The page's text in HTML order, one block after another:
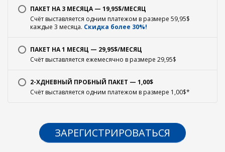
ПАКЕТ НА 3 МЕСЯЦА — 19,95$/МЕСЯЦ
Счёт выставляется одним платежом в размере 59,95$
каждые 3 месяца. Скидка более 30%!
ПАКЕТ НА 1 МЕСЯЦ — 29,95$/МЕСЯЦ
Счёт выставляется ежемесячно в размере 29,95$
2-ХДНЕВНЫЙ ПРОБНЫЙ ПАКЕТ — 1,00$
Счёт выставляется одним платежом в размере 1,00$*
ЗАРЕГИСТРИРОВАТЬСЯ